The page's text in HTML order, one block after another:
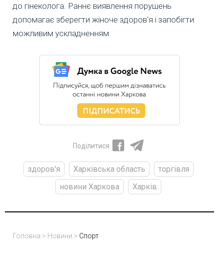
до гінеколога. Раннє виявлення порушень
допомагає зберегти жіноче здоров'я і запобігти
можливим ускладненням.
Поділитися
здоров'я Харківська область
торгівля
новини Харкова
Харків
Головна > Новини > Спорт